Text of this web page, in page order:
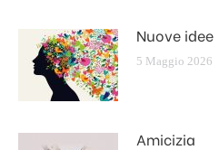
Nuove idee
5 Maggio 2026
Amicizia